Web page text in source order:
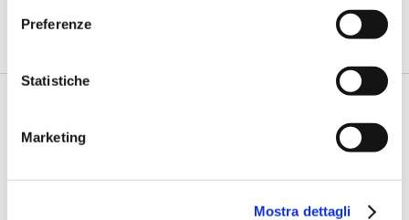
Preferenze
Statistiche
Marketing
Mostra dettagli
Per le banche i canali
digitali dedicati alle imprese sono importanti non solo per le...